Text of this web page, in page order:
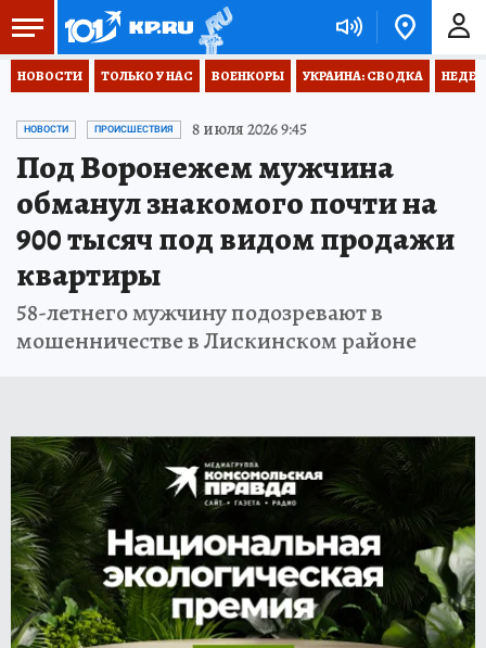
НОВОСТИ ТОЛЬКО У НАС ВОЕНКОРЫ УКРАИНА: СВОДКА
НОВОСТИ ПРОИСШЕСТВИЯ 8 июля 2026 9:45
Под Воронежем мужчина
обманул знакомого почти на
900 тысяч под видом продажи
квартиры
58-летнего мужчину подозревают в
мошенничестве в Лискинском районе